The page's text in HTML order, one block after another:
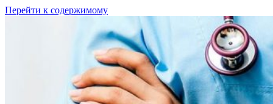
Перейти к содержимому